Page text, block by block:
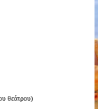
θεάτρου)